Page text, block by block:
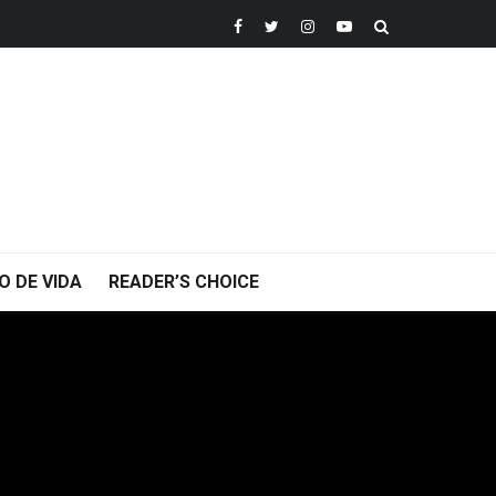
DE VIDA READER’S CHOICE